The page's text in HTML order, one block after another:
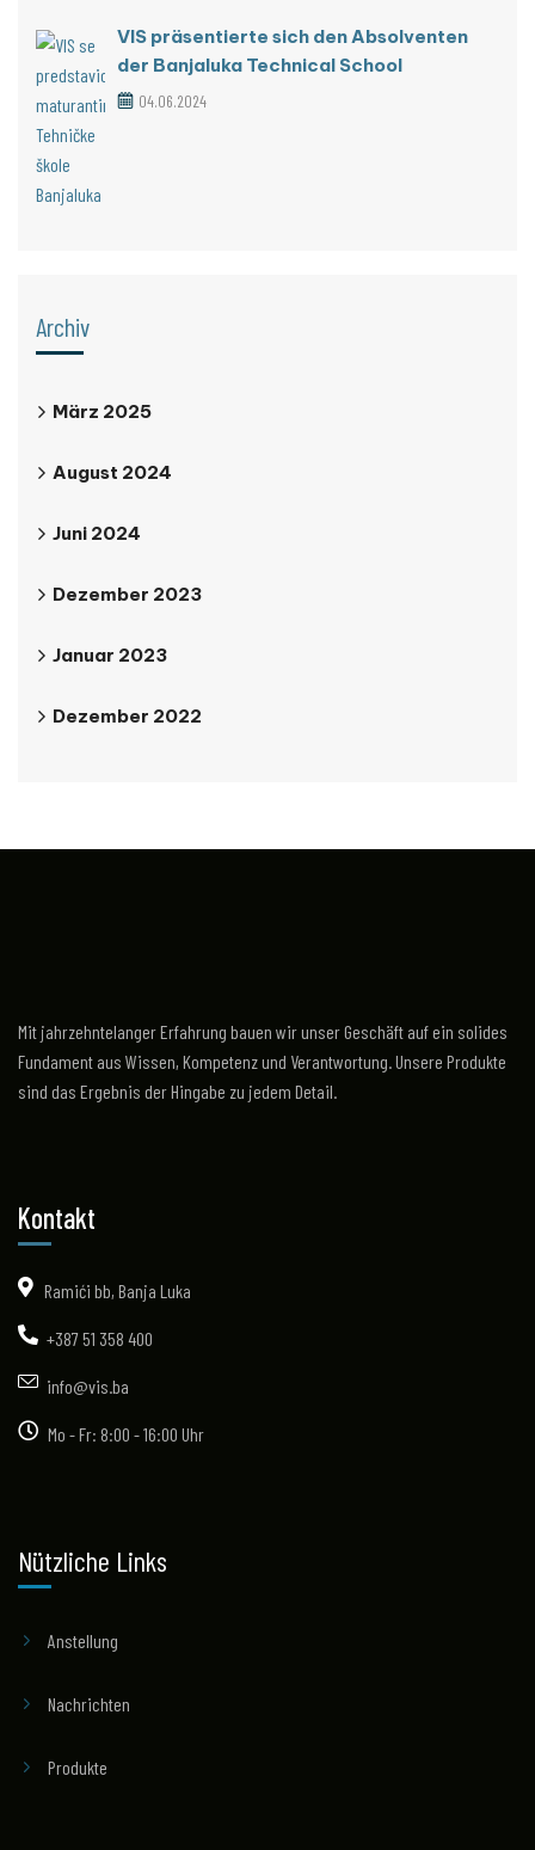
VIS präsentierte sich den Absolventen
der Banjaluka Technical School
04.06.2024
Archiv
März 2025
August 2024
Juni 2024
Dezember 2023
Januar 2023
Dezember 2022
Mit jahrzehntelanger Erfahrung bauen wir unser Geschäft auf ein solides
Fundament aus Wissen, Kompetenz und Verantwortung. Unsere Produkte
sind das Ergebnis der Hingabe zu jedem Detail.
Kontakt
Ramići bb, Banja Luka
+387 51 358 400
info@vis.ba
Mo - Fr: 8:00 - 16:00 Uhr
Nützliche Links
Anstellung
Nachrichten
Produkte